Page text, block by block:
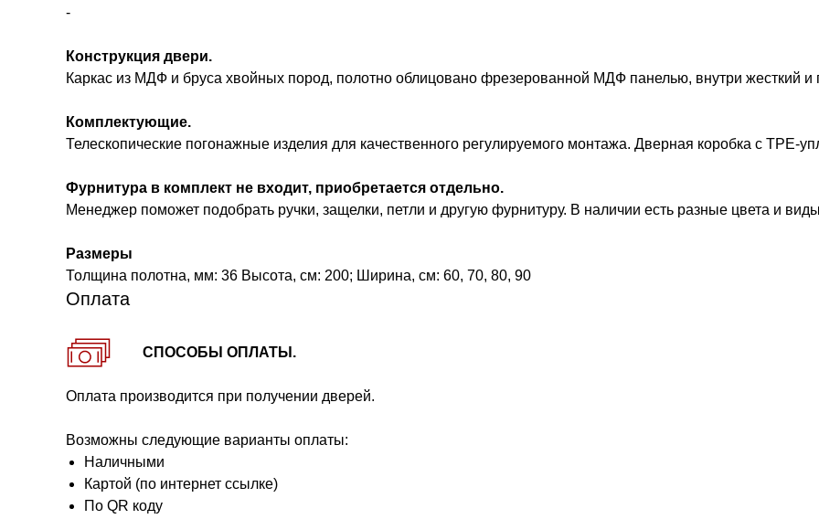
-
Конструкция двери.
Каркас из МДФ и бруса хвойных пород, полотно облицовано фрезерованной МДФ панелью, внутри жесткий и
Комплектующие.
Телескопические погонажные изделия для качественного регулируемого монтажа. Дверная коробка с TPE-
Фурнитура в комплект не входит, приобретается отдельно.
Менеджер поможет подобрать ручки, защелки, петли и другую фурнитуру. В наличии есть разные цвета и
Размеры
Толщина полотна, мм: 36 Высота, см: 200; Ширина, см: 60, 70, 80, 90
Оплата
СПОСОБЫ ОПЛАТЫ.
Оплата производится при получении дверей.
Возможны следующие варианты оплаты:
Наличными
Картой (по интернет ссылке)
По QR коду